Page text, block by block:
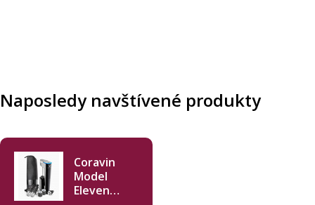
Naposledy navštívené produkty
Coravin
Model
Eleven